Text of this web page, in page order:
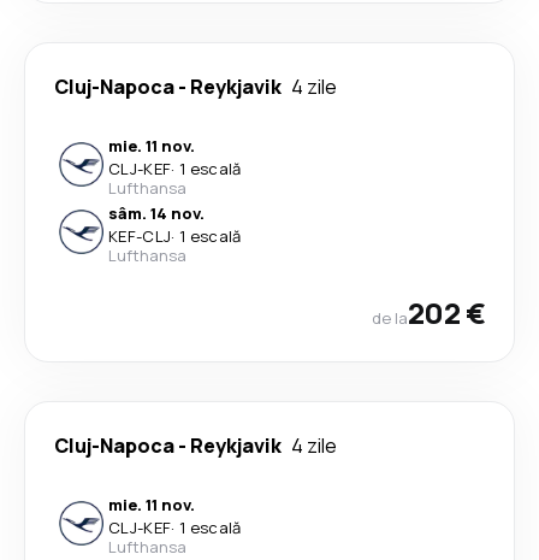
Cluj-Napoca- Reykjavik 4 zile
mie. 11 nov.
CLJ-KEF· 1 escală
Lufthansa
sâm. 14 nov.
KEF-CLJ· 1 escală
Lufthansa
de la202 €
Cluj-Napoca- Reykjavik 4 zile
mie. 11 nov.
CLJ-KEF· 1 escală
Lufthansa